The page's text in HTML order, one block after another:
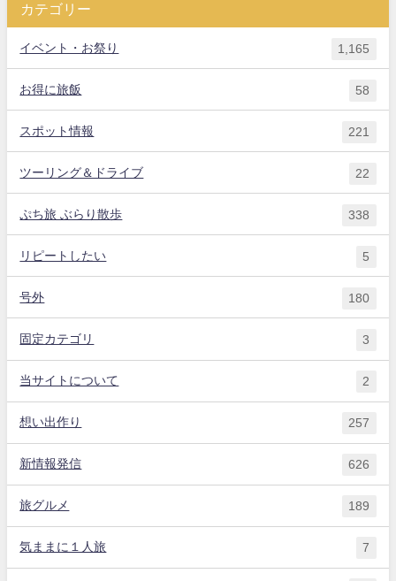
カテゴリー
イベント・お祭り 1,165
お得に旅飯 58
スポット情報 221
ツーリング＆ドライブ 22
ぷち旅 ぶらり散歩 338
リピートしたい 5
号外 180
固定カテゴリ 3
当サイトについて 2
想い出作り 257
新情報発信 626
旅グルメ 189
気ままに１人旅 7